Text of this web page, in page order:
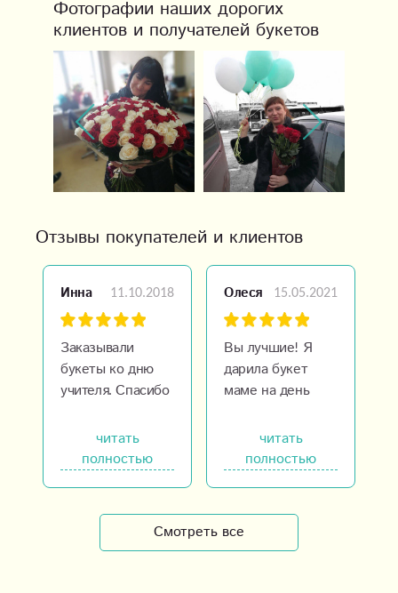
Фотографии наших дорогих
клиентов и получателей букетов
Отзывы покупателей и клиентов
Инна 11.10.2018
Заказывали
букеты ко дню
учителя. Спасибо
выборе! Все
довольны
читать
полностью
Олеся 15.05.2021
Вы лучшие! Я
дарила букет
маме на день
была просто в
восторге!
читать
полностью
Смотреть все